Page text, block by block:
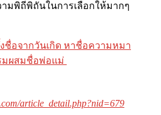
มพิถีพิถันในการเลือกให้มากๆ
ชื่อจากวันเกิด หาชื่อความหมา
มผสมชื่อพ่อแม่
article_detail.php?nid=679